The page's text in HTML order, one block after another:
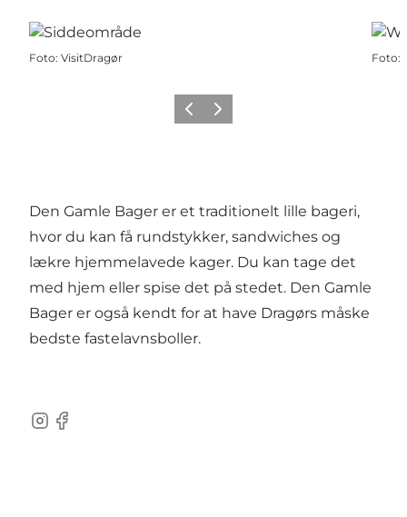
Foto: VisitDragør Foto:
Forrige billede
Næste billede
Den Gamle Bager er et traditionelt lille bageri,
hvor du kan få rundstykker, sandwiches og
lækre hjemmelavede kager. Du kan tage det
med hjem eller spise det på stedet. Den Gamle
Bager er også kendt for at have Dragørs måske
bedste fastelavnsboller.
Instagram
Facebook